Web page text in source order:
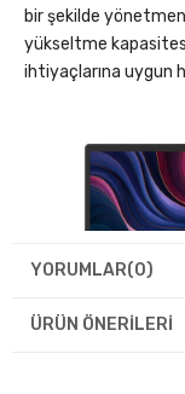
bir şekilde
yükseltme
ihtiyaçlarına uygun
YORUMLAR(0)
ÜRÜN ÖNERILERI